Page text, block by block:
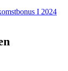
I 2024